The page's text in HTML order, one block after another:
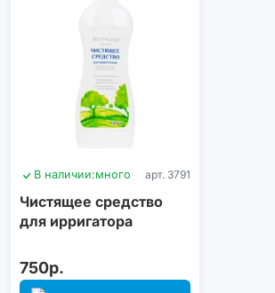
В наличии:много арт. 3791
Чистящее средство
для ирригатора
750р.